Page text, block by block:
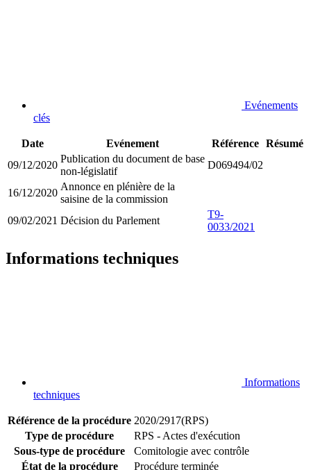
Evénements
clés
Date Evénement Référence Résumé
09/12/2020
Publication du document de base
non-législatif
D069494/02
16/12/2020
Annonce en plénière de la
saisine de la commission
09/02/2021 Décision du Parlement
T9-
0033/2021
Informations techniques
Informations
techniques
Référence de la procédure 2020/2917(RPS)
Type de procédure
RPS - Actes d'exécution
Sous-type de procédure
Comitologie avec contrôle
État de la procédure
Procédure terminée